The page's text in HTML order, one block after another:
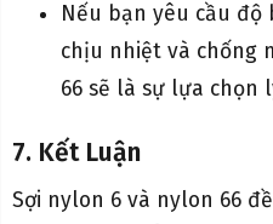
Nếu bạn yêu cầu độ
chịu nhiệt và chống
66 sẽ là sự lựa chọn
7. Kết Luận
Sợi nylon 6 và nylon 66